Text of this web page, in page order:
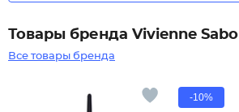
Товары бренда Vivienne Sabo
Все товары бренда
-10%